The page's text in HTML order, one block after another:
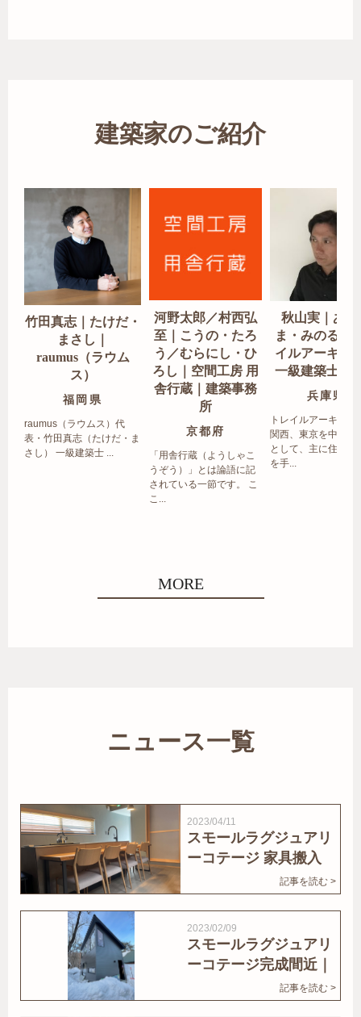
建築家のご紹介
竹田真志｜たけだ・
まさし｜
raumus（ラウム
ス）
福岡県
raumus（ラウムス）代
表・竹田真志（たけだ・ま
さし） 一級建築士 ...
河野太郎／村西弘
至｜こうの・たろ
う／むらにし・ひ
ろし｜空間工房 用
舎行蔵｜建築事務
所
京都府
「用舎行蔵（ようしゃこ
うぞう）」とは論語に記
されている一節です。 こ
こ...
秋山実｜あき
ま・みのる｜
イルアーキテ
一級建築士事
兵庫県
トレイルアーキテク
関西、東京を中心エ
として、主に住宅の
を手...
MORE
ニュース一覧
2023/04/11
スモールラグジュアリ
ーコテージ 家具搬入
記事を読む >
2023/02/09
スモールラグジュアリ
ーコテージ完成間近｜
記事を読む >